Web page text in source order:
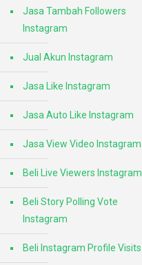
Jasa Tambah Followers
Instagram
Jual Akun Instagram
Jasa Like Instagram
Jasa Auto Like Instagram
Jasa View Video Instagram
Beli Live Viewers Instagram
Beli Story Polling Vote
Instagram
Beli Instagram Profile Visits